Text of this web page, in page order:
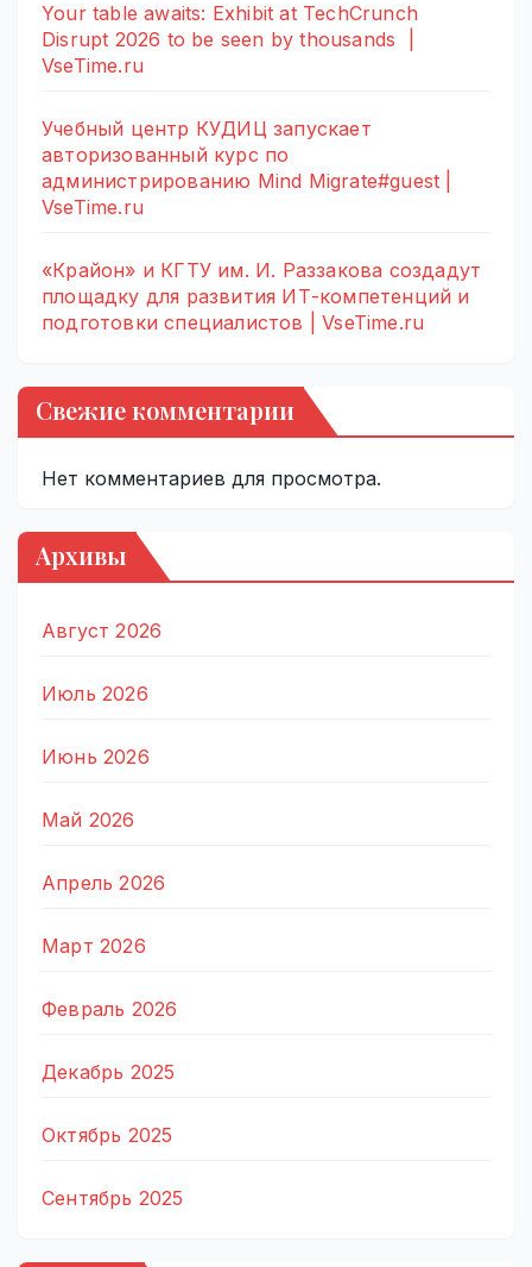
Your table awaits: Exhibit at TechCrunch
Disrupt 2026 to be seen by thousands |
VseTime.ru
Учебный центр КУДИЦ запускает
авторизованный курс по
администрированию Mind Migrate#guest |
VseTime.ru
«Крайон» и КГТУ им. И. Раззакова создадут
площадку для развития ИТ-компетенций и
подготовки специалистов | VseTime.ru
Свежие комментарии
Нет комментариев для просмотра.
Архивы
Август 2026
Июль 2026
Июнь 2026
Май 2026
Апрель 2026
Март 2026
Февраль 2026
Декабрь 2025
Октябрь 2025
Сентябрь 2025